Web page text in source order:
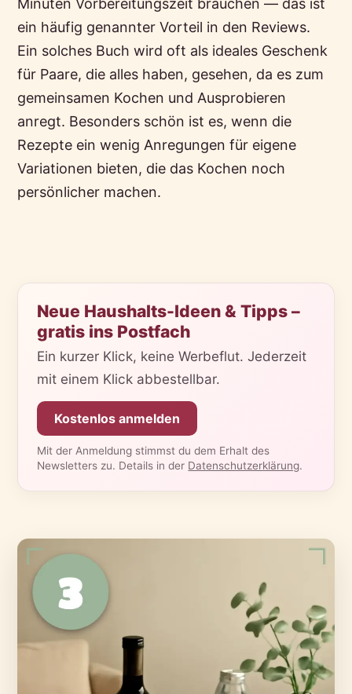
Minuten Vorbereitungszeit brauchen — das ist
ein häufig genannter Vorteil in den Reviews.
Ein solches Buch wird oft als ideales Geschenk
für Paare, die alles haben, gesehen, da es zum
gemeinsamen Kochen und Ausprobieren
anregt. Besonders schön ist es, wenn die
Rezepte ein wenig Anregungen für eigene
Variationen bieten, die das Kochen noch
persönlicher machen.
Neue Haushalts-Ideen & Tipps –
gratis ins Postfach
Ein kurzer Klick, keine Werbeflut. Jederzeit
mit einem Klick abbestellbar.
Kostenlos anmelden
Mit der Anmeldung stimmst du dem Erhalt des
Newsletters zu. Details in der Datenschutzerklärung.